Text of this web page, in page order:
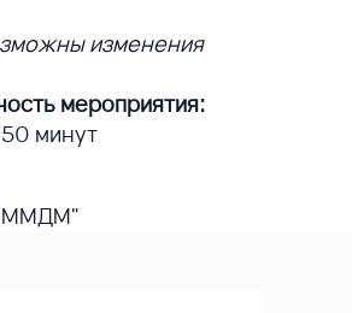
изменения
мероприятия:
минут
"ММДМ"